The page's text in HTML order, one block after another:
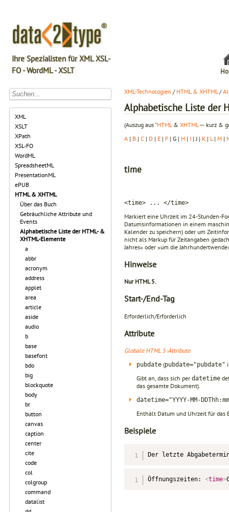
Ihre Spezialisten für XML XSL-
FO - WordML - XSLT
XML
XSLT
XPath
XSL-FO
WordML
SpreadsheetML
PresentationML
ePUB
HTML & XHTML
Über das Buch
Gebräuchliche Attribute und
Events
Alphabetische Liste der HTML- &
XHTML-Elemente
a
abbr
acronym
address
applet
area
article
aside
audio
b
base
basefont
bdo
big
blockquote
body
br
button
canvas
caption
center
cite
code
col
colgroup
command
datalist
XML-Technologien / HTML & XHTML/
Alphabetische Liste der
(Auszug aus "HTML & XHTML ─ kurz &
A | B | C | D | E | F | G | H | I | J | K | L | M |
time
<time> ... </time>
Markiert eine Uhrzeit im 24-Stunden-
Datumsinformationen in einem
Kalender zu speichern) oder um
nicht als Markup für Zeitangaben
Jahres« oder »um die
Hinweise
Nur HTML 5.
Start-/End-Tag
Erforderlich/Erforderlich
Attribute
Globale HTML 5-Attribute
pubdate (pubdate="pubdate"
Gibt an, dass sich per datetime
das gesamte Dokument).
datetime="YYYY-MM-
Enthält Datum und Uhrzeit für das
Beispiele
Der letzte
Öffnungszeiten: <time>